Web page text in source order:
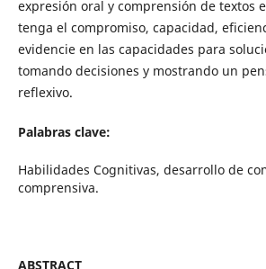
expresión oral y comprensión de textos
tenga el compromiso, capacidad,
evidencie en las capacidades para
tomando decisiones y mostrando un
reflexivo.
Palabras clave:
Habilidades Cognitivas, desarrollo de
comprensiva.
ABSTRACT